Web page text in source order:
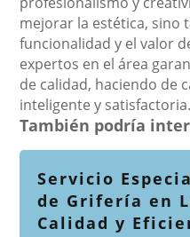
mejorar la estética, sino
funcionalidad y el valor
expertos en el área
de calidad, haciendo de
inteligente y satisfactoria.
También podría
Servicio
de Grifería en
Calidad y